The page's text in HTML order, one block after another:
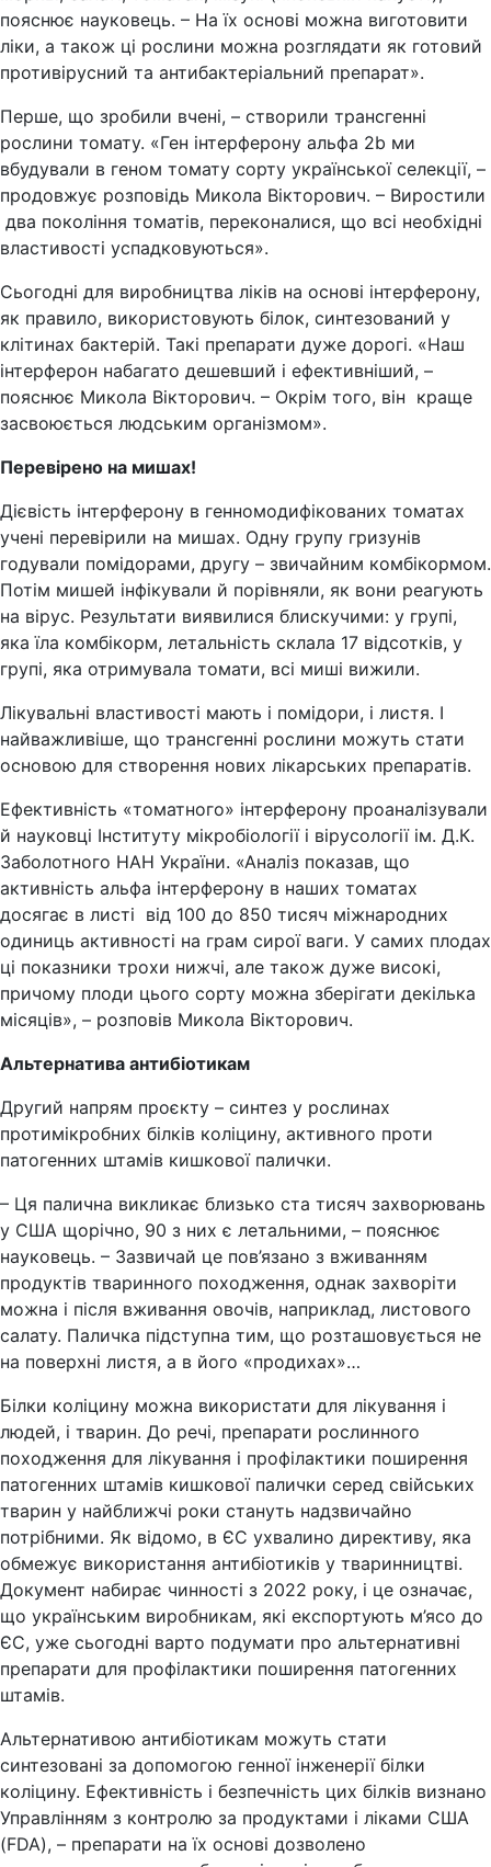
пояснює науковець. – На їх основі можна виготовити
ліки, а також ці рослини можна розглядати як готовий
противірусний та антибактеріальний препарат».
Перше, що зробили вчені, – створили трансгенні
рослини томату. «Ген інтерферону альфа 2b ми
вбудували в геном томату сорту української селекції, –
продовжує розповідь Микола Вікторович. – Виростили
два покоління томатів, переконалися, що всі необхідні
властивості успадковуються».
Сьогодні для виробництва ліків на основі інтерферону,
як правило, використовують білок, синтезований у
клітинах бактерій. Такі препарати дуже дорогі. «Наш
інтерферон набагато дешевший і ефективніший, –
пояснює Микола Вікторович. – Окрім того, він краще
засвоюється людським організмом».
Перевірено на мишах!
Дієвість інтерферону в генномодифікованих томатах
учені перевірили на мишах. Одну групу гризунів
годували помідорами, другу – звичайним комбікормом.
Потім мишей інфікували й порівняли, як вони реагують
на вірус. Результати виявилися блискучими: у групі,
яка їла комбікорм, летальність склала 17 відсотків, у
групі, яка отримувала томати, всі миші вижили.
Лікувальні властивості мають і помідори, і листя. І
найважливіше, що трансгенні рослини можуть стати
основою для створення нових лікарських препаратів.
Ефективність «томатного» інтерферону проаналізували
й науковці Інституту мікробіології і вірусології ім. Д.К.
Заболотного НАН України. «Аналіз показав, що
активність альфа інтерферону в наших томатах
досягає в листі від 100 до 850 тисяч міжнародних
одиниць активності на грам сирої ваги. У самих плодах
ці показники трохи нижчі, але також дуже високі,
причому плоди цього сорту можна зберігати декілька
місяців», – розповів Микола Вікторович.
Альтернатива антибіотикам
Другий напрям проєкту – синтез у рослинах
протимікробних білків коліцину, активного проти
патогенних штамів кишкової палички.
– Ця палична викликає близько ста тисяч захворювань
у США щорічно, 90 з них є летальними, – пояснює
науковець. – Зазвичай це пов’язано з вживанням
продуктів тваринного походження, однак захворіти
можна і після вживання овочів, наприклад, листового
салату. Паличка підступна тим, що розташовується не
на поверхні листя, а в його «продихах»…
Білки коліцину можна використати для лікування і
людей, і тварин. До речі, препарати рослинного
походження для лікування і профілактики поширення
патогенних штамів кишкової палички серед свійських
тварин у найближчі роки стануть надзвичайно
потрібними. Як відомо, в ЄС ухвалино директиву, яка
обмежує використання антибіотиків у тваринництві.
Документ набирає чинності з 2022 року, і це означає,
що українським виробникам, які експортують м’ясо до
ЄС, уже сьогодні варто подумати про альтернативні
препарати для профілактики поширення патогенних
штамів.
Альтернативою антибіотикам можуть стати
синтезовані за допомогою генної інженерії білки
коліцину. Ефективність і безпечність цих білків визнано
Управлінням з контролю за продуктами і ліками США
(FDA), – препарати на їх основі дозволено